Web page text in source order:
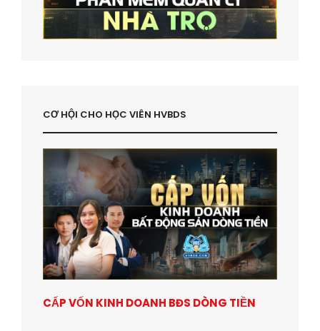
CƠ HỘI CHO HỌC VIÊN HVBDS
CẤP VỐN KINH DOANH BĐS DÒNG TIỀN